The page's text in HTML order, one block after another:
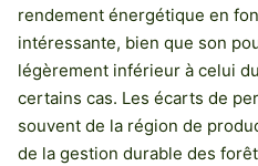
rendement énergétique en
intéressante, bien que son
légèrement inférieur à celui
certains cas. Les écarts de
souvent de la région de
de la gestion durable des